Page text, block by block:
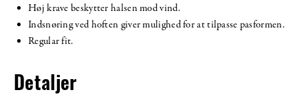
Høj krave beskytter halsen mod vind.
Indsnøring ved hoften giver mulighed for at tilpasse pasformen.
Regular fit.
Detaljer